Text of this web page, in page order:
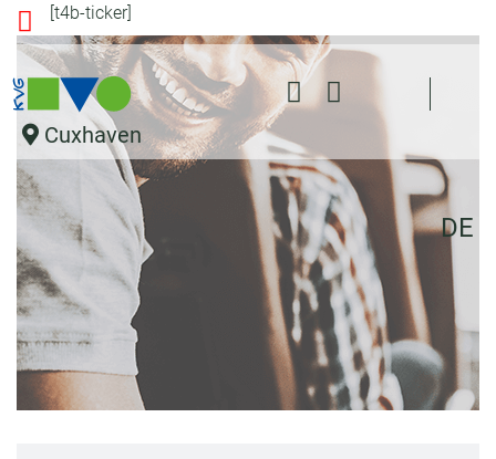
in
[t4b-ticker]
DE
Cuxhaven